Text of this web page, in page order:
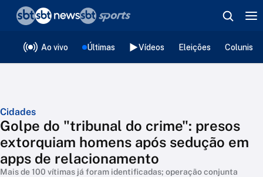
Ao vivo Últimas Vídeos Eleições
Cidades
Golpe do "tribunal do crime": presos
extorquiam homens após sedução em
apps de relacionamento
Mais de 100 vítimas já foram identificadas; operação conjunta
❮voltar
Editorias